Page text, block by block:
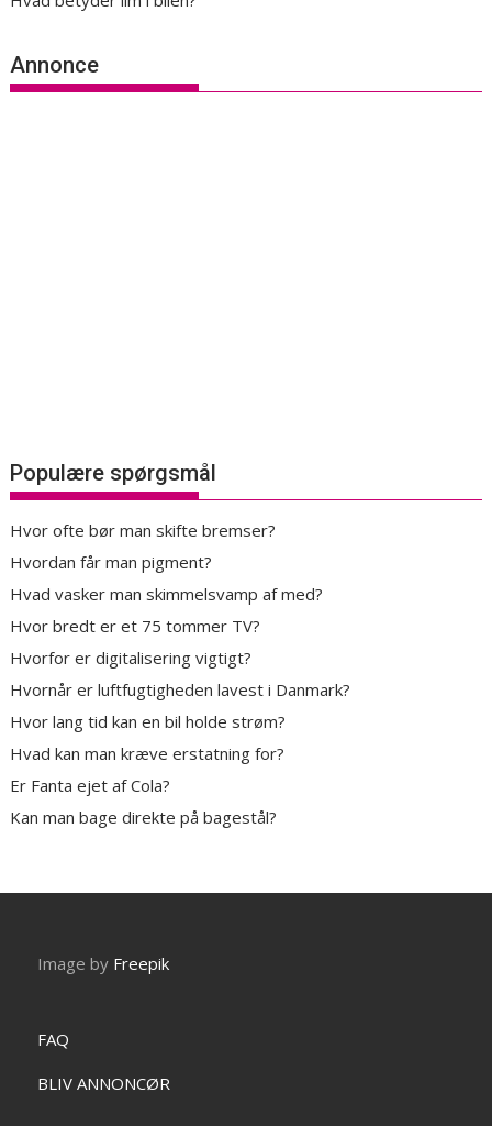
Annonce
Populære spørgsmål
Hvor ofte bør man skifte bremser?
Hvordan får man pigment?
Hvad vasker man skimmelsvamp af med?
Hvor bredt er et 75 tommer TV?
Hvorfor er digitalisering vigtigt?
Hvornår er luftfugtigheden lavest i Danmark?
Hvor lang tid kan en bil holde strøm?
Hvad kan man kræve erstatning for?
Er Fanta ejet af Cola?
Kan man bage direkte på bagestål?
Image by Freepik
FAQ
BLIV ANNONCØR